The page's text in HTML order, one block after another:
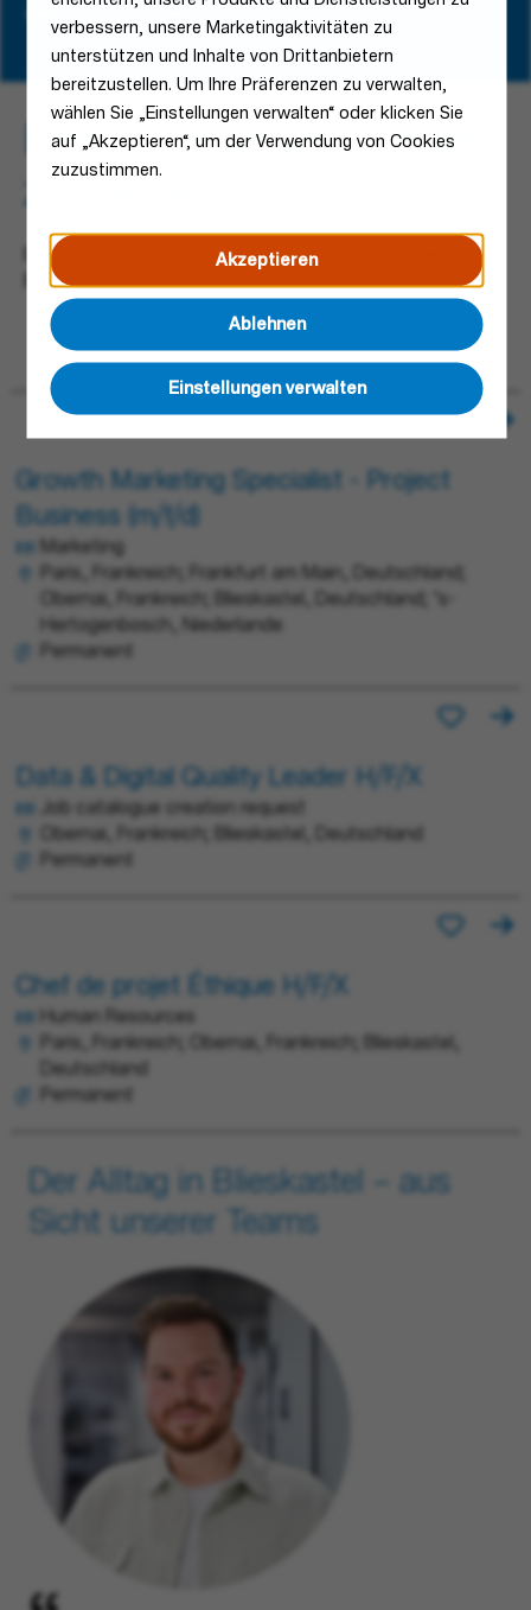
verbessern, unsere Marketingaktivitäten zu
unterstützen und Inhalte von Drittanbietern
bereitzustellen. Um Ihre Präferenzen zu verwalten,
wählen Sie „Einstellungen verwalten“ oder klicken Sie
auf „Akzeptieren“, um der Verwendung von Cookies
zuzustimmen.
Akzeptieren
Ablehnen
Einstellungen verwalten
weiterzuentwickeln.
Bereit, Teil unseres Teams
zu werden?
Entdecken Sie eine Auswahl aktuell offener Stellen in
Blieskastel. Wir freuen uns darauf, Sie kennenzulernen.
Growth Marketing Specialist - Project
Business (m/f/d)
Marketing
Paris, Frankreich; Frankfurt am Main, Deutschland;
Obernai, Frankreich; Blieskastel, Deutschland; ’s-
Hertogenbosch, Niederlande
Permanent
Data & Digital Quality Leader H/F/X
Job catalogue creation request
Obernai, Frankreich; Blieskastel, Deutschland
Permanent
Chef de projet Éthique H/F/X
Human Resources
Paris, Frankreich; Obernai, Frankreich; Blieskastel,
Deutschland
Permanent
Der Alltag in Blieskastel – aus
Sicht unserer Teams